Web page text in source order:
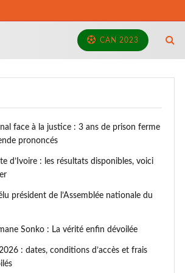
CAN 2023
face à la justice : 3 ans de prison ferme
prononcés
d’Ivoire : les résultats disponibles, voici
président de l’Assemblée nationale du
Sonko : La vérité enfin dévoilée
: dates, conditions d’accès et frais